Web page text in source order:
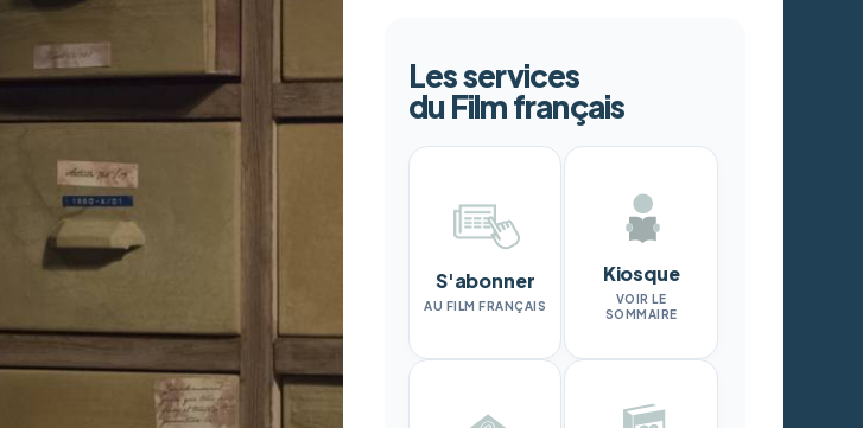
Les services
du Film français
S'abonner
AU FILM FRANÇAIS
Kiosque
VOIR LE
SOMMAIRE